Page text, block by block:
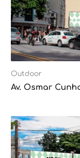
Outdoor
Av. Osmar